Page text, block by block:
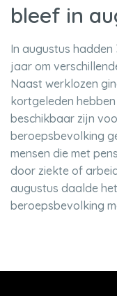
bleef in
In augustus hadden
jaar om
Naast werklozen
kortgeleden
beschikbaar zijn
beroepsbevolking
mensen die met
door ziekte of
augustus daalde
beroepsbevolking